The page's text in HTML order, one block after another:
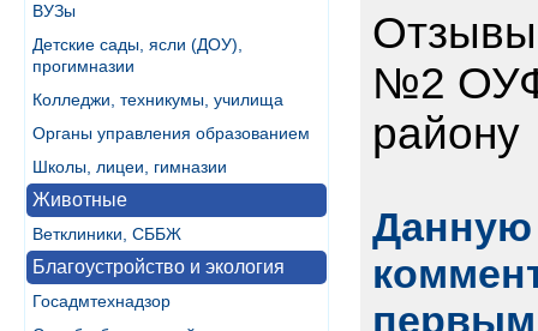
ВУЗы
Детские сады, ясли (ДОУ),
прогимназии
Колледжи, техникумы, училища
Органы управления образованием
Школы, лицеи, гимназии
Животные
Ветклиники, СББЖ
Благоустройство и экология
Госадмтехнадзор
Отзывы
№2
району
Данную